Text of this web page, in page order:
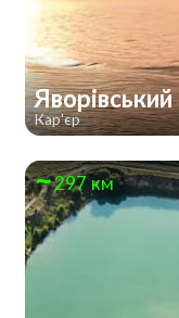
Яворівський
Кар'єр
297 км